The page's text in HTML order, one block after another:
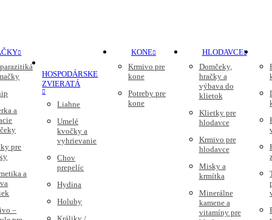
a
pre
a
–
HOSPODÁRSKE
ZVIERATÁ
Liahne
Umelé
kvočky a
vyhrievanie
Chov
prepelíc
Hydina
Holuby
KONE
Krmivo pre
kone
Potreby pre
kone
HLODAVCE
Domčeky,
hračky a
výbava do
klietok
Klietky pre
hlodavce
Krmivo pre
hlodavce
Misky a
krmítka
Minerálne
kamene a
vitamíny pre